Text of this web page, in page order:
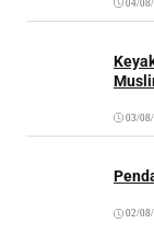
04/
03/
02/